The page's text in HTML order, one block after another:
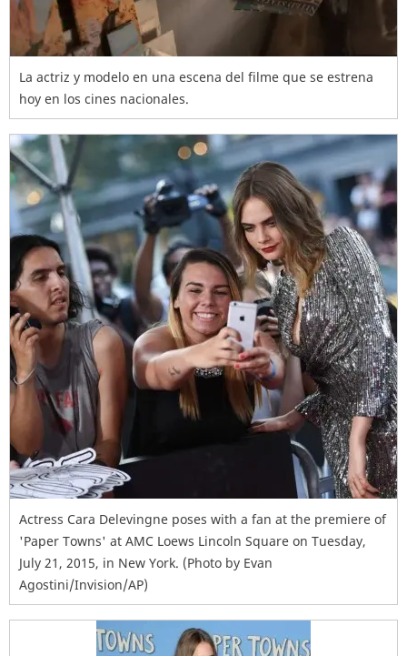
La actriz y modelo en una escena del filme que se estrena
hoy en los cines nacionales.
Actress Cara Delevingne poses with a fan at the premiere of
'Paper Towns' at AMC Loews Lincoln Square on Tuesday,
July 21, 2015, in New York. (Photo by Evan
Agostini/Invision/AP)